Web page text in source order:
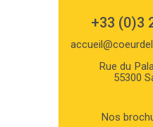
+33 (0)3
Rue du
55300
Nos